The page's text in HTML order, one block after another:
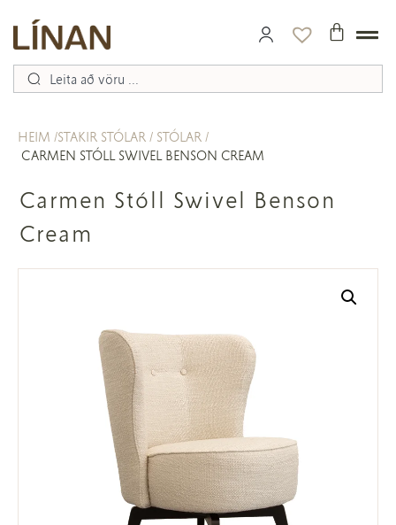
HEIM STAKIR STÓLAR
STÓLAR
CARMEN STÓLL SWIVEL BENSON CREAM
Carmen Stóll Swivel Benson
Cream